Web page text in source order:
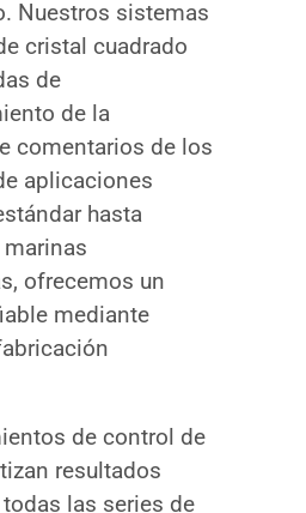
Nuestros sistemas
cristal cuadrado
de
de la
comentarios de los
aplicaciones
hasta
ofrecemos un
mediante
de control de
resultados
las series de